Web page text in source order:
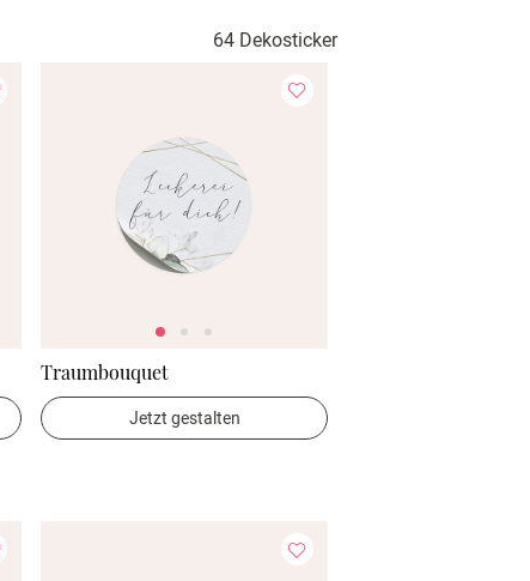
64 Dekosticker
Traumbouquet
Jetzt gestalten